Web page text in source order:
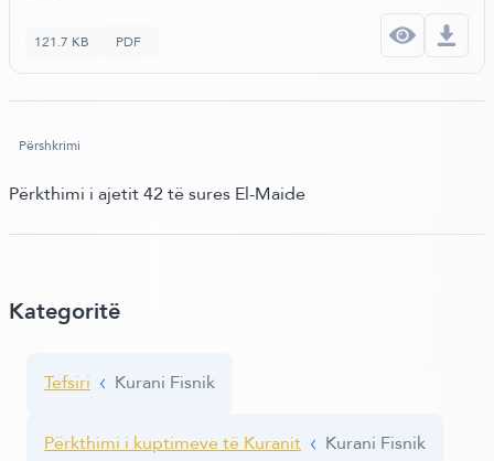
121.7 KB PDF
Përshkrimi
Përkthimi i ajetit 42 të sures El-Maide
Kategoritë
Tefsiri
Kurani Fisnik
Përkthimi i kuptimeve të Kuranit
Kurani Fisnik